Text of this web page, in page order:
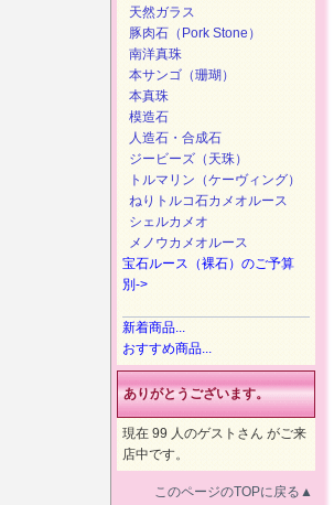
天然ガラス
豚肉石（Pork Stone）
南洋真珠
本サンゴ（珊瑚）
本真珠
模造石
人造石・合成石
ジービーズ（天珠）
トルマリン（ケーヴィング）
ねりトルコ石カメオルース
シェルカメオ
メノウカメオルース
宝石ルース（裸石）のご予算
別->
新着商品...
おすすめ商品...
ありがとうございます。
現在 99 人のゲストさん がご来
店中です。
このページのTOPに戻る▲